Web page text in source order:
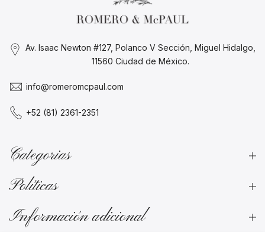
Av. Isaac Newton #127, Polanco V Sección, Miguel Hidalgo,
11560 Ciudad de México.
info@romeromcpaul.com
+52 (81) 2361-2351
Categorias
Políticas
Información adicional